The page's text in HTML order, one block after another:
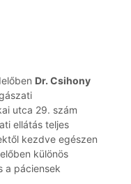
Dr. Csihony
utca 29. szám
ellátás teljes
kezdve egészen
különös
a páciensek